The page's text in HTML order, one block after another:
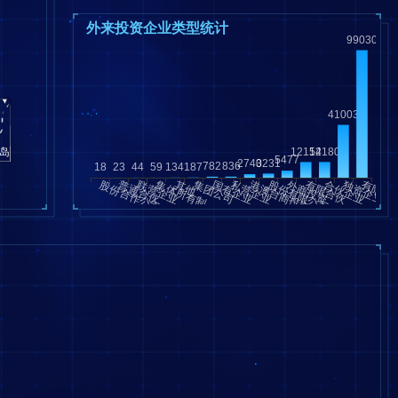
外来投资企业类型统计